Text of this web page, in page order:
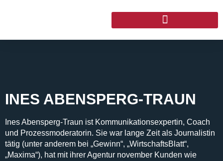
INES ABENSPERG-TRAUN
Ines Abensperg-Traun ist Kommunikationsexpertin, Coach
und Prozessmoderatorin. Sie war lange Zeit als Journalistin
tätig (unter anderem bei „Gewinn“, „WirtschaftsBlatt“,
„Maxima“), hat mit ihrer Agentur november Kunden wie